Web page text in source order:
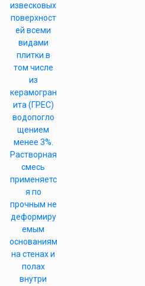
извесковых
поверхност
ей всеми
видами
плитки в
том числе
из
керамогран
ита (ГРЕС)
водопогло
щением
менее 3%.
Растворная
смесь
применяетс
я по
прочным не
деформиру
емым
основаниям
на стенах и
полах
внутри